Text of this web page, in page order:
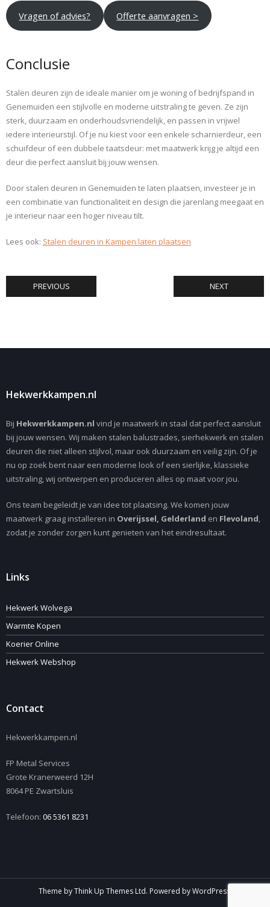
Vragen of advies? Offerte aanvragen >
Conclusie
Stalen deuren zijn de ideale manier om je woning of bedrijfspand in
Genemuiden een stijlvolle en moderne uitstraling te geven. Ze zijn
sterk, duurzaam en onderhoudsvriendelijk, en passen in vrijwel
iedere interieurstijl. Of je nu kiest voor een enkele scharnierdeur, een
schuifdeur of een dubbele taatsdeur: met maatwerk krijg je altijd een
deur die perfect aansluit bij jouw wensen.
Door stalen deuren in Genemuiden te laten plaatsen, investeer je in
een combinatie van functionaliteit en design die jarenlang meegaat en
je interieur naar een hoger niveau tilt.
Lees ook: Stalen deuren in Kampen laten plaatsen
PREVIOUS NEXT
Hekwerkkampen.nl
Bij Hekwerkkampen.nl vind je maatwerk in staal dat perfect aansluit
bij jouw wensen. Wij maken stalen balustrades, sierhekwerk en stalen
deuren die niet alleen stijlvol, maar ook duurzaam en veilig zijn. Of je
nu op zoek bent naar een moderne look of een sierlijke, klassieke
uitstraling, wij ontwerpen en produceren alles op maat voor jou.
Ons team begeleidt je van idee tot plaatsing. We komen jouw
maatwerk graag installeren in Overijssel, Gelderland en Flevoland,
zodat je zonder zorgen kunt genieten van het eindresultaat.
Links
Hekwerk Wolvega
Warmte Kopen
Koerier Online
Hekwerk Webshop
Contact
Hekwerkkampen.nl
FP Metal Services
Grote Kranerweerd 12H
8064 PE Zwartsluis
Telefoon: 06 5361 8231
Theme byThink Up Themes Ltd. Powered byWordPress